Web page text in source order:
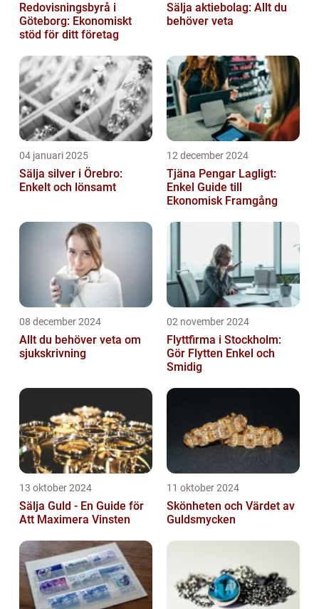
Redovisningsbyrå i
Göteborg: Ekonomiskt
stöd för ditt företag
Sälja aktiebolag: Allt du
behöver veta
04 januari 2025
Sälja silver i Örebro:
Enkelt och lönsamt
12 december 2024
Tjäna Pengar Lagligt:
Enkel Guide till
Ekonomisk Framgång
08 december 2024
Allt du behöver veta om
sjukskrivning
02 november 2024
Flyttfirma i Stockholm:
Gör Flytten Enkel och
Smidig
13 oktober 2024
Sälja Guld - En Guide för
Att Maximera Vinsten
11 oktober 2024
Skönheten och Värdet av
Guldsmycken